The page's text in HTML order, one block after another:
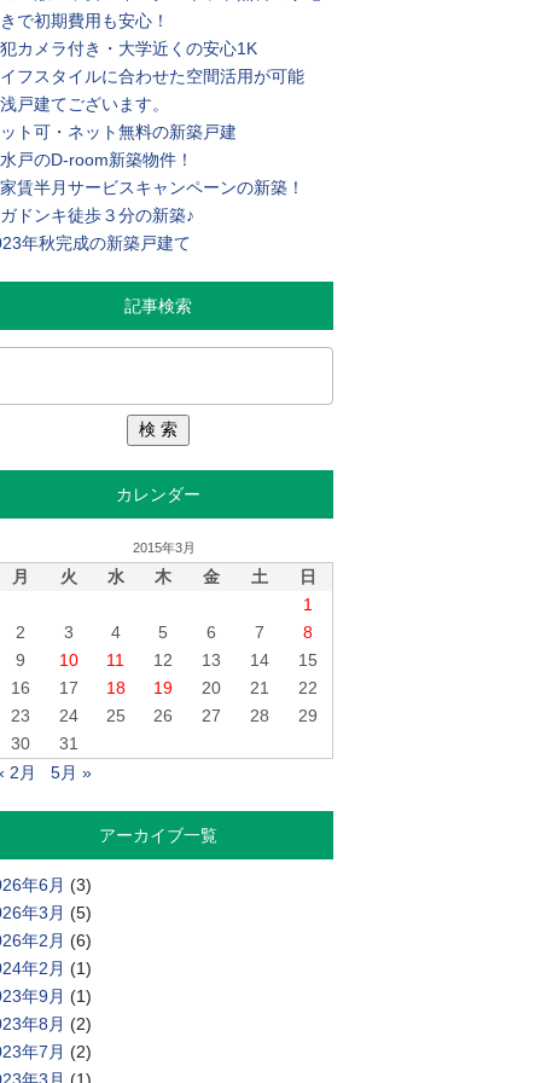
で初期費用も安心！
カメラ付き・大学近くの安心1K
フスタイルに合わせた空間活用が可能
戸建てございます。
ト可・ネット無料の新築戸建
水戸のD-room新築物件！
賃半月サービスキャンペーンの新築！
ガドンキ徒歩３分の新築♪
年秋完成の新築戸建て
記事検索
カレンダー
2015年3月
月 火 水 木 金 土
日
1
2
3 4 5 6 7
8
9
10 11 12 13 14
15
16
17 18 19 20 21
22
23
24 25 26 27 28
29
30
31
2月
5月 »
アーカイブ一覧
年6月 (3)
年3月 (5)
年2月 (6)
年2月 (1)
年9月 (1)
年8月 (2)
年7月 (2)
年3月 (1)